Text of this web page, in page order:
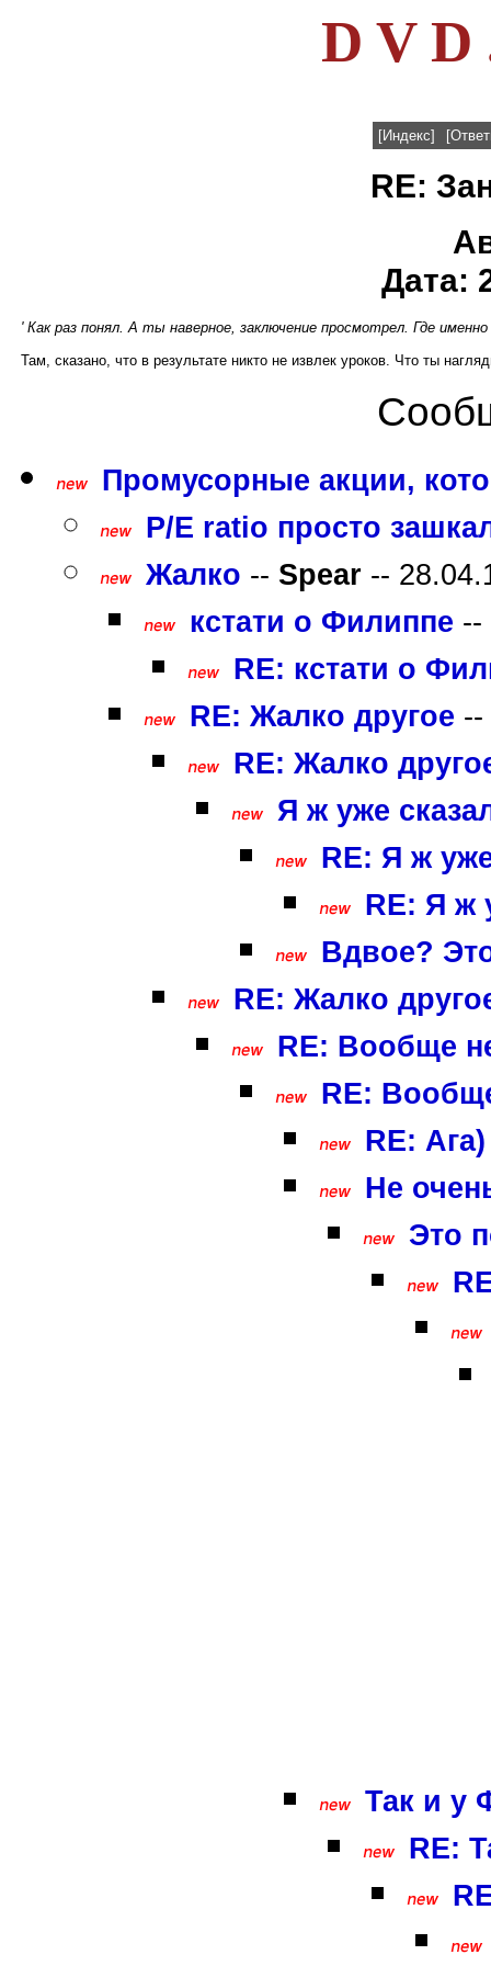
D V D
[Индекс]
RE:
Дата:
' Как раз понял. А ты наверное, заключение просмотрел. Где
Там, сказано, что в результате никто не извлек уроков. Что ты
Промусорные акции,
P/E ratio просто
Жалко -- Spear --
кстати о Филиппе --
RE: кстати о
RE: Жалко другое --
RE: Жалко
Я ж уже
RE: Я ж
RE: Я ж
Вдвое?
RE: Жалко
RE: Вообще
RE:
RE:
Не
Это
Так и у
RE: